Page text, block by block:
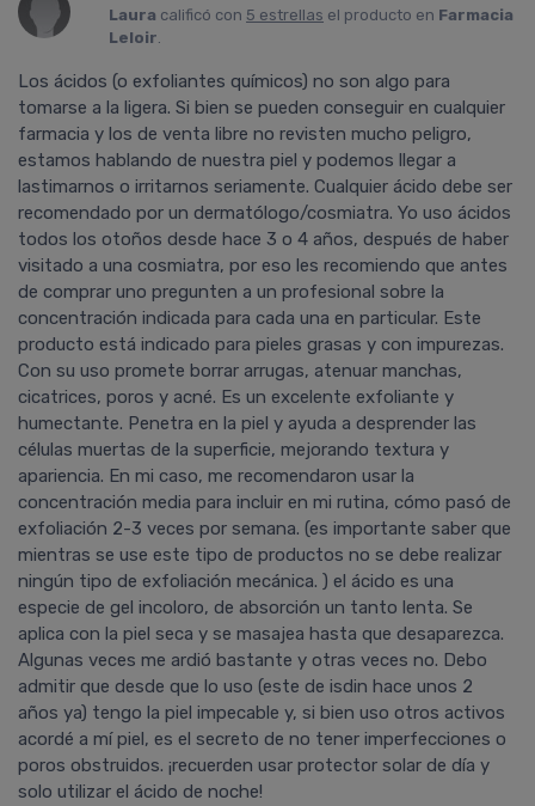
Laura calificó con 5 estrellas el producto en Farmacia
Leloir.
Los ácidos (o exfoliantes quí­micos) no son algo para
tomarse a la ligera. Si bien se pueden conseguir en cualquier
farmacia y los de venta libre no revisten mucho peligro,
estamos hablando de nuestra piel y podemos llegar a
lastimarnos o irritarnos seriamente. Cualquier ácido debe ser
recomendado por un dermatólogo/cosmiatra. Yo uso ácidos
todos los otoños desde hace 3 o 4 años, después de haber
visitado a una cosmiatra, por eso les recomiendo que antes
de comprar uno pregunten a un profesional sobre la
concentración indicada para cada una en particular. Este
producto está indicado para pieles grasas y con impurezas.
Con su uso promete borrar arrugas, atenuar manchas,
cicatrices, poros y acné. Es un excelente exfoliante y
humectante. Penetra en la piel y ayuda a desprender las
células muertas de la superficie, mejorando textura y
apariencia. En mi caso, me recomendaron usar la
concentración media para incluir en mi rutina, cómo pasó de
exfoliación 2-3 veces por semana. (es importante saber que
mientras se use este tipo de productos no se debe realizar
ningún tipo de exfoliación mecánica. ) el ácido es una
especie de gel incoloro, de absorción un tanto lenta. Se
aplica con la piel seca y se masajea hasta que desaparezca.
Algunas veces me ardió bastante y otras veces no. Debo
admitir que desde que lo uso (este de isdin hace unos 2
años ya) tengo la piel impecable y, si bien uso otros activos
acordé a mí­ piel, es el secreto de no tener imperfecciones o
poros obstruidos. ¡recuerden usar protector solar de dí­a y
solo utilizar el ácido de noche!